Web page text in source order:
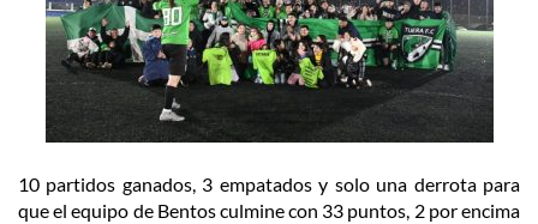
10 partidos ganados, 3 empatados y solo una derrota para
que el equipo de Bentos culmine con 33 puntos, 2 por encima